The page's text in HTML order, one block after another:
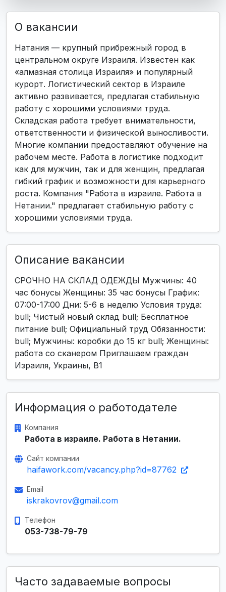
О вакансии
Натания — крупный прибрежный город в
центральном округе Израиля. Известен как
«алмазная столица Израиля» и популярный
курорт. Логистический сектор в Израиле
активно развивается, предлагая стабильную
работу с хорошими условиями труда.
Складская работа требует внимательности,
ответственности и физической выносливости.
Многие компании предоставляют обучение на
рабочем месте. Работа в логистике подходит
как для мужчин, так и для женщин, предлагая
гибкий график и возможности для карьерного
роста. Компания "Работа в израиле. Работа в
Нетании." предлагает стабильную работу с
хорошими условиями труда.
Описание вакансии
СРОЧНО НА СКЛАД ОДЕЖДЫ Мужчины: 40
час бонусы Женщины: 35 час бонусы График:
07:00-17:00 Дни: 5-6 в неделю Условия труда:
bull; Чистый новый склад bull; Бесплатное
питание bull; Официальный труд Обязанности:
bull; Мужчины: коробки до 15 кг bull; Женщины:
работа со сканером Приглашаем граждан
Израиля, Украины, B1
Информация о работодателе
Компания
Работа в израиле. Работа в Нетании.
Сайт компании
haifawork.com/vacancy.php?id=87762
Email
iskrakovrov@gmail.com
Телефон
053-738-79-79
Часто задаваемые вопросы